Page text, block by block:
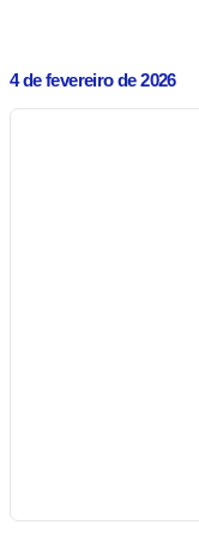
4 de fevereiro de 2026